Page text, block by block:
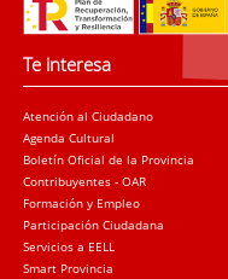
Te interesa
Atención al Ciudadano
Agenda Cultural
Boletín Oficial de la Provincia
Contribuyentes - OAR
Formación y Empleo
Participación Ciudadana
Servicios a EELL
Smart Provincia